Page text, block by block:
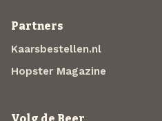
Partners
Kaarsbestellen.nl
Hopster Magazine